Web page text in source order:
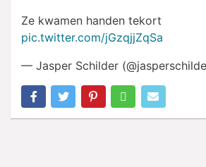
Ze kwamen handen tekort
pic.twitter.com/jGzqjjZqSa
— Jasper Schilder